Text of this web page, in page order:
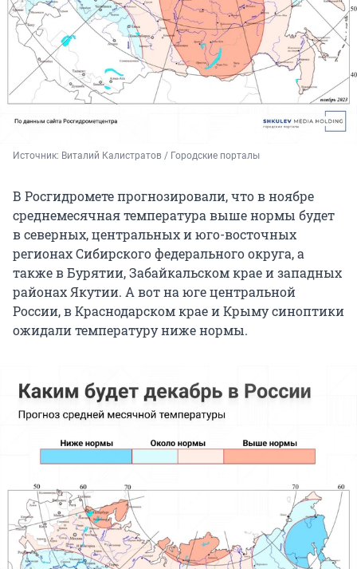
Источник: Виталий Калистратов / Городские порталы
В Росгидромете прогнозировали, что в ноябре
среднемесячная температура выше нормы будет
в северных, центральных и юго-восточных
регионах Сибирского федерального округа, а
также в Бурятии, Забайкальском крае и западных
районах Якутии. А вот на юге центральной
России, в Краснодарском крае и Крыму синоптики
ожидали температуру ниже нормы.